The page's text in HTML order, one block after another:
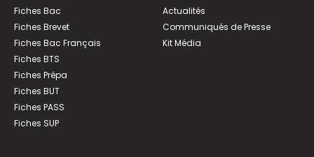
Fiches Bac
Fiches Brevet
Fiches Bac Français
Fiches BTS
Fiches Prépa
Fiches BUT
Fiches PASS
Fiches SUP
Actualités
Communiqués de Presse
Kit Média